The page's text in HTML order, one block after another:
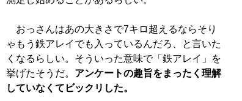
おっさんはあの大きさで7キロ超えるならそり
ゃもう鉄アレイでも入っているんだろ、と言いた
くなるらしい。そういった意味で「鉄アレイ」を
挙げたそうだ。 アンケートの趣旨をまったく理解
していなくてビックリした。